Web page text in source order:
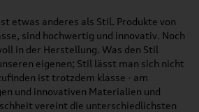
etwas anderes als Stil. Produkte von
sind hochwertig und innovativ. Noch
in der Herstellung. Was den Stil
eigenen; Stil lässt man sich nicht
ist trotzdem klasse - am
und innovativen Materialien und
vereint die unterschiedlichsten